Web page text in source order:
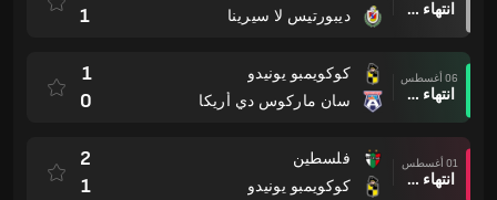
انتهاء وقت المباراة
ديبورتيس لا سيرينا
1
06 أغسطس
انتهاء وقت المباراة
كوكويمبو يونيدو
سان ماركوس دي أريكا
1
0
01 أغسطس
انتهاء وقت المباراة
فلسطين
كوكويمبو يونيدو
2
1